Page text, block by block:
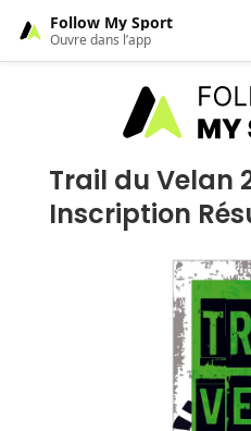
Trail du Velan
Inscription
Follow My Sport
Ouvre dans l’app